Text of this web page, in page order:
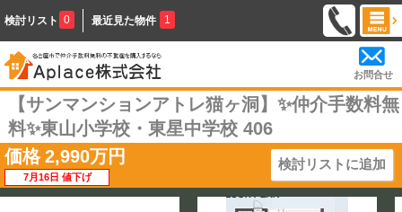
検討リスト 0 最近見た物件 1
お問合せ
【サンマンションアトレ猫ヶ洞】✨️仲介手数料無
料✨️東山小学校・東星中学校 406
価格 2,990万円
7月16日 値下げ
検討リストに追加